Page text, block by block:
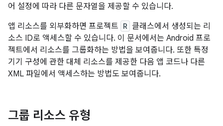
어 설정에 따라 다른 문자열을 제공할 수 있습니다.
앱 리소스를 외부화하면 프로젝트 R 클래스에서 생성되는 리
소스 ID로 액세스할 수 있습니다. 이 문서에서는 Android 프로
젝트에서 리소스를 그룹화하는 방법을 보여줍니다. 또한 특정
기기 구성에 관한 대체 리소스를 제공한 다음 앱 코드나 다른
XML 파일에서 액세스하는 방법도 보여줍니다.
그룹 리소스 유형